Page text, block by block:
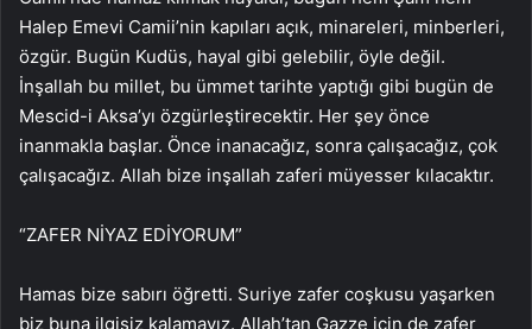
Halep Emevi Camii’nin kapıları açık, minareleri, minberleri,
özgür. Bugün Kudüs, hayal gibi gelebilir, öyle değil.
İnşallah bu millet, bu ümmet tarihte yaptığı gibi bugün de
Mescid-i Aksa’yı özgürleştirecektir. Her şey önce
inanmakla başlar. Önce inanacağız, sonra çalışacağız, çok
çalışacağız. Allah bize inşallah zaferi müyesser kılacaktır.
“ZAFER NİYAZ EDİYORUM”
Hamas bize sabırı öğretti. Suriye zafer coşkusu yaşarken
biz buna ilgisiz kalamayız. Allah’tan Gazze için de zafer